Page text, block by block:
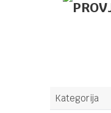
Kategorija